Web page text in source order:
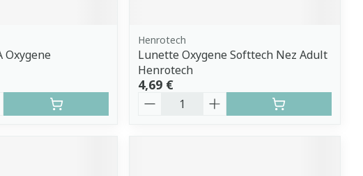
Oxygene
Henrotech
Lunette Oxygene Softtech Nez Adult
Henrotech
4,69 €
Quantité